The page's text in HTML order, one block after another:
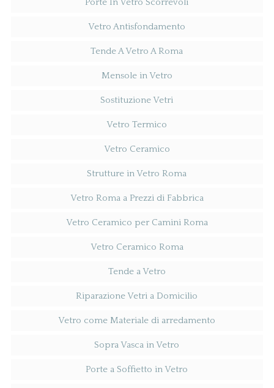
Porte In Vetro Scorrevoli
Vetro Antisfondamento
Tende A Vetro A Roma
Mensole in Vetro
Sostituzione Vetri
Vetro Termico
Vetro Ceramico
Strutture in Vetro Roma
Vetro Roma a Prezzi di Fabbrica
Vetro Ceramico per Camini Roma
Vetro Ceramico Roma
Tende a Vetro
Riparazione Vetri a Domicilio
Vetro come Materiale di arredamento
Sopra Vasca in Vetro
Porte a Soffietto in Vetro